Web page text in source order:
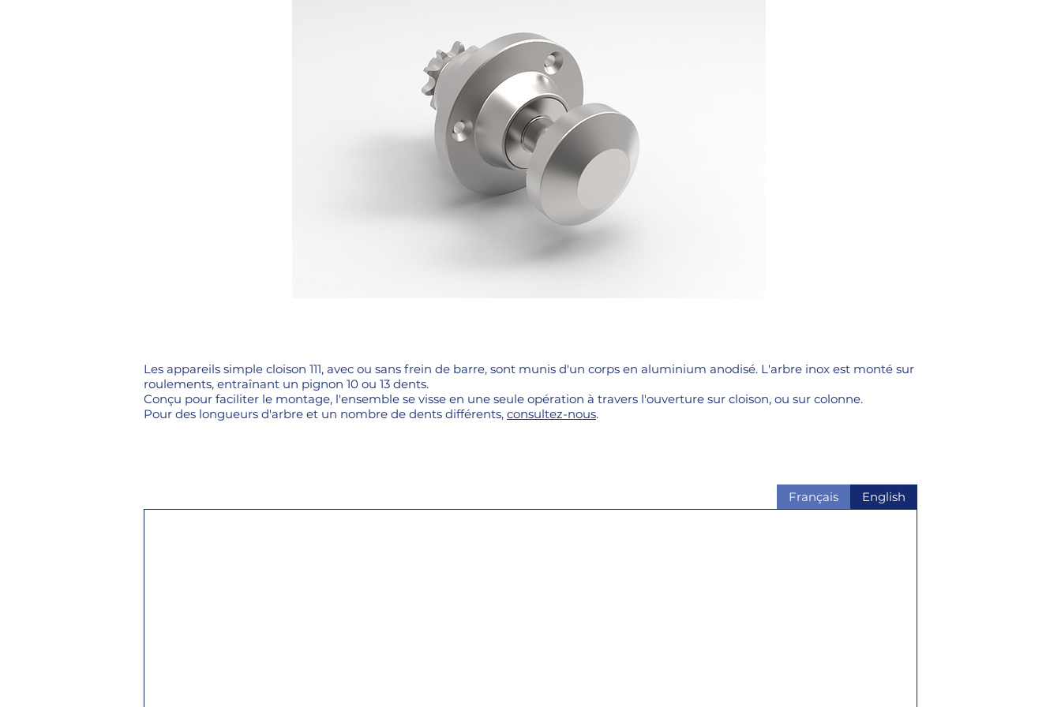
Les appareils simple cloison 111, avec ou sans frein de barre, sont munis d'un corps en aluminium anodisé. L'arbre inox est monté sur
roulements, entraînant un pignon 10 ou 13 dents.
Conçu pour faciliter le montage, l'ensemble se visse en une seule opération à travers l'ouverture sur cloison, ou sur colonne.
Pour des longueurs d'arbre et un nombre de dents différents, consultez-nous.
Français English